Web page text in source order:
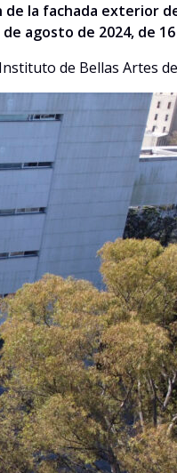
la fachada exterior
agosto de 2024, de 16
de Bellas Artes